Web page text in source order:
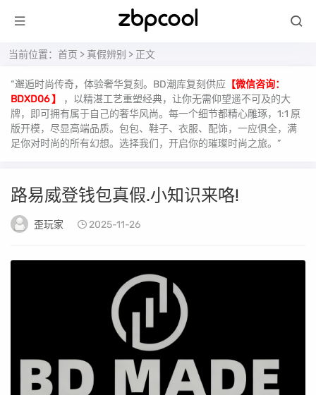
当前位置： 首页 > 真假辨别 > 正文
“邂逅时尚传奇，体验奢华复刻。BD潮库复刻供应 【微信咨询：
BDXD06 】
，以精湛工艺重塑经典，让你无需仰望遥不可及的大
牌，即可拥有属于自己的奢华风尚。每一个细节都精心雕琢，1:1 原
版开模，尽显高端品质。包包、鞋子、衣服、配饰，一应俱全，满
足你对时尚的所有幻想。选择我们，开启你的璀璨时尚之旅。”
路易威登钱包真假.小知识来咯!
歪玩家 2025-11-26